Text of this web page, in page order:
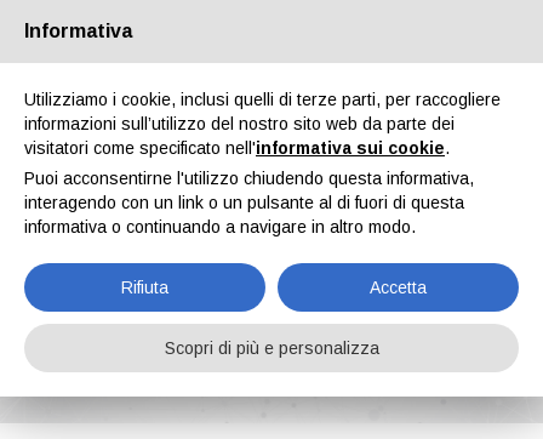
Chi siamo Partners Contatti Area riservata
News
Home Notizie Azelis ha annunciato un accordo di distribuzione con Hexigone
Informativa
Utilizziamo i cookie, inclusi quelli di terze parti, per raccogliere
informazioni sull’utilizzo del nostro sito web da parte dei
visitatori come specificato nell'informativa sui cookie.
Puoi acconsentirne l'utilizzo chiudendo questa informativa,
interagendo con un link o un pulsante al di fuori di questa
informativa o continuando a navigare in altro modo.
Rifiuta Accetta
Scopri di più e personalizza